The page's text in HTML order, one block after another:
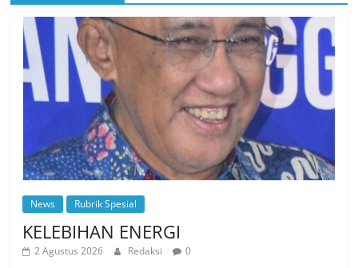
News Rubrik Spesial
KELEBIHAN ENERGI
2 Agustus 2026 Redaksi 0